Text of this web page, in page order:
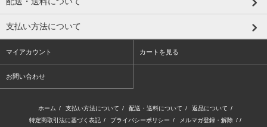
支払い方法について
マイアカウント カートを見る
お問い合わせ
ホーム / 支払い方法について / 配送・送料について / 返品について /
特定商取引法に基づく表記 / プライバシーポリシー / メルマガ登録・解除 / /